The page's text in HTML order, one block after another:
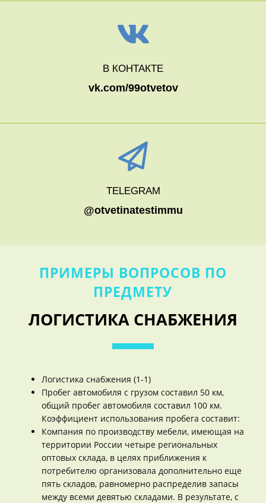
В КОНТАКТЕ
vk.com/99otvetov
TELEGRAM
@otvetinatestimmu
ПРИМЕРЫ ВОПРОСОВ ПО
ПРЕДМЕТУ
ЛОГИСТИКА СНАБЖЕНИЯ
Логистика снабжения (1-1)
Пробег автомобиля с грузом составил 50 км,
общий пробег автомобиля составил 100 км.
Коэффициент использования пробега составит:
Компания по производству мебели, имеющая на
территории России четыре региональных
оптовых склада, в целях приближения к
потребителю организовала дополнительно еще
пять складов, равномерно распределив запасы
между всеми девятью складами. В результате, с